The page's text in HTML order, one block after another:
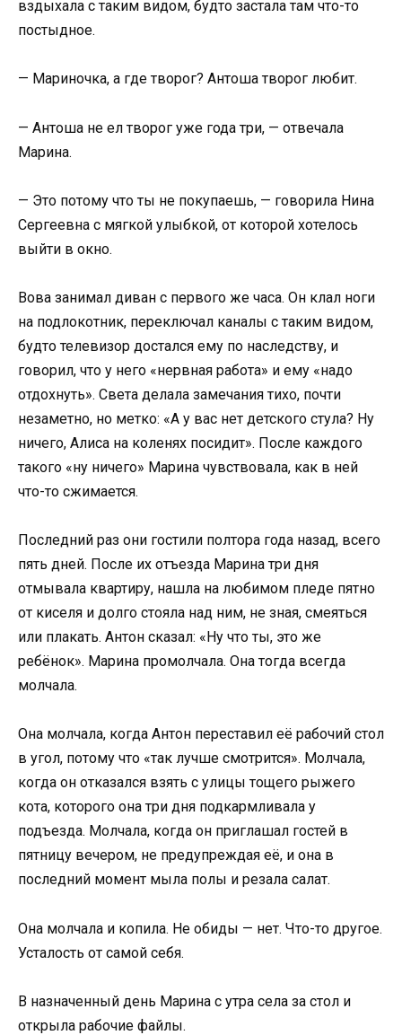
вздыхала с таким видом, будто застала там что-то
постыдное.
— Мариночка, а где творог? Антоша творог любит.
— Антоша не ел творог уже года три, — отвечала
Марина.
— Это потому что ты не покупаешь, — говорила Нина
Сергеевна с мягкой улыбкой, от которой хотелось
выйти в окно.
Вова занимал диван с первого же часа. Он клал ноги
на подлокотник, переключал каналы с таким видом,
будто телевизор достался ему по наследству, и
говорил, что у него «нервная работа» и ему «надо
отдохнуть». Света делала замечания тихо, почти
незаметно, но метко: «А у вас нет детского стула? Ну
ничего, Алиса на коленях посидит». После каждого
такого «ну ничего» Марина чувствовала, как в ней
что-то сжимается.
Последний раз они гостили полтора года назад, всего
пять дней. После их отъезда Марина три дня
отмывала квартиру, нашла на любимом пледе пятно
от киселя и долго стояла над ним, не зная, смеяться
или плакать. Антон сказал: «Ну что ты, это же
ребёнок». Марина промолчала. Она тогда всегда
молчала.
Она молчала, когда Антон переставил её рабочий стол
в угол, потому что «так лучше смотрится». Молчала,
когда он отказался взять с улицы тощего рыжего
кота, которого она три дня подкармливала у
подъезда. Молчала, когда он приглашал гостей в
пятницу вечером, не предупреждая её, и она в
последний момент мыла полы и резала салат.
Она молчала и копила. Не обиды — нет. Что-то другое.
Усталость от самой себя.
В назначенный день Марина с утра села за стол и
открыла рабочие файлы.